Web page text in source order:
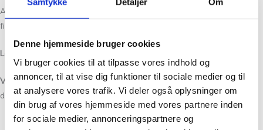
Denne hjemmeside bruger cookies
Vi bruger cookies til at tilpasse vores indhold og
annoncer, til at vise dig funktioner til sociale medier og til
at analysere vores trafik. Vi deler også oplysninger om
din brug af vores hjemmeside med vores partnere inden
for sociale medier, annonceringspartnere og
Alva 371 Hibiscus kommer også i 29 andre flotte farver, som du kan
finde lige
Løbelængde:
Vask:Kan maskinvaskes ved 30 grader. Jo mere skånsomt du vasker
det strikkede, jo bedre holder det.
Læs mere